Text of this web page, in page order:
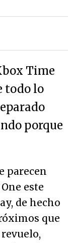
Time
todo lo
porque
parecen
este
de hecho
que